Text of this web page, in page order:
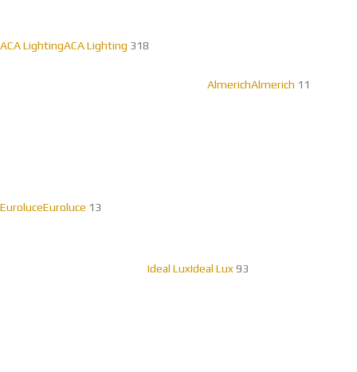
ACA LightingACA Lighting 318
AlmerichAlmerich 11
EuroluceEuroluce 13
Ideal LuxIdeal Lux93